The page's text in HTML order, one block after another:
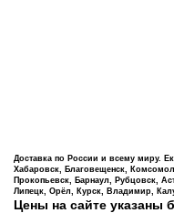
Доставка по России и всему миру.
Хабаровск, Благовещенск,
Прокопьевск, Барнаул, Рубцовск,
Липецк, Орёл, Курск, Владимир,
Цены на сайте указаны